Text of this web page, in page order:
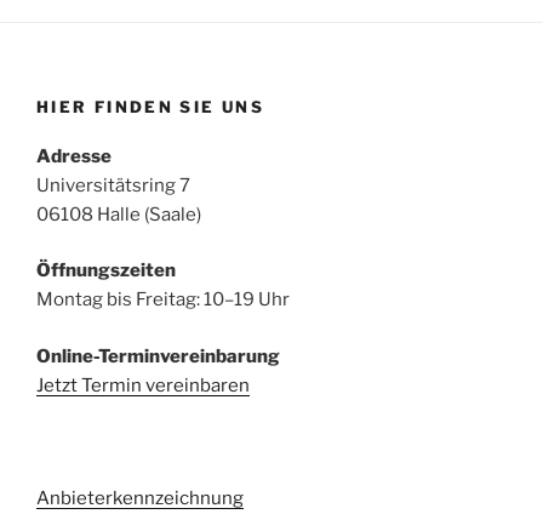
HIER FINDEN SIE UNS
Adresse
Universitätsring 7
06108 Halle (Saale)
Öffnungszeiten
Montag bis Freitag: 10–19 Uhr
Online-Terminvereinbarung
Jetzt Termin vereinbaren
Anbieterkennzeichnung